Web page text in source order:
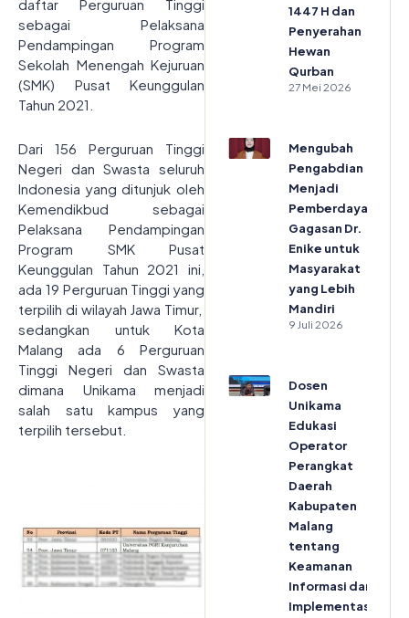
daftar Perguruan Tinggi
sebagai Pelaksana
Pendampingan Program
Sekolah Menengah Kejuruan
(SMK) Pusat Keunggulan
Tahun 2021.
Dari 156 Perguruan Tinggi
Negeri dan Swasta seluruh
Indonesia yang ditunjuk oleh
Kemendikbud sebagai
Pelaksana Pendampingan
Program SMK Pusat
Keunggulan Tahun 2021 ini,
ada 19 Perguruan Tinggi yang
terpilih di wilayah Jawa Timur,
sedangkan untuk Kota
Malang ada 6 Perguruan
Tinggi Negeri dan Swasta
dimana Unikama menjadi
salah satu kampus yang
terpilih tersebut.
1447 H dan
Penyerahan
Hewan
Qurban
27 Mei 2026
Mengubah
Pengabdian
Menjadi
Pemberdayaan:
Gagasan Dr.
Enike untuk
Masyarakat
yang Lebih
Mandiri
9 Juli 2026
Dosen
Unikama
Edukasi
Operator
Perangkat
Daerah
Kabupaten
Malang
tentang
Keamanan
Informasi dan
Implementasi